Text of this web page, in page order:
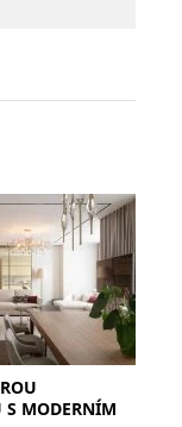
S MODERNÍM